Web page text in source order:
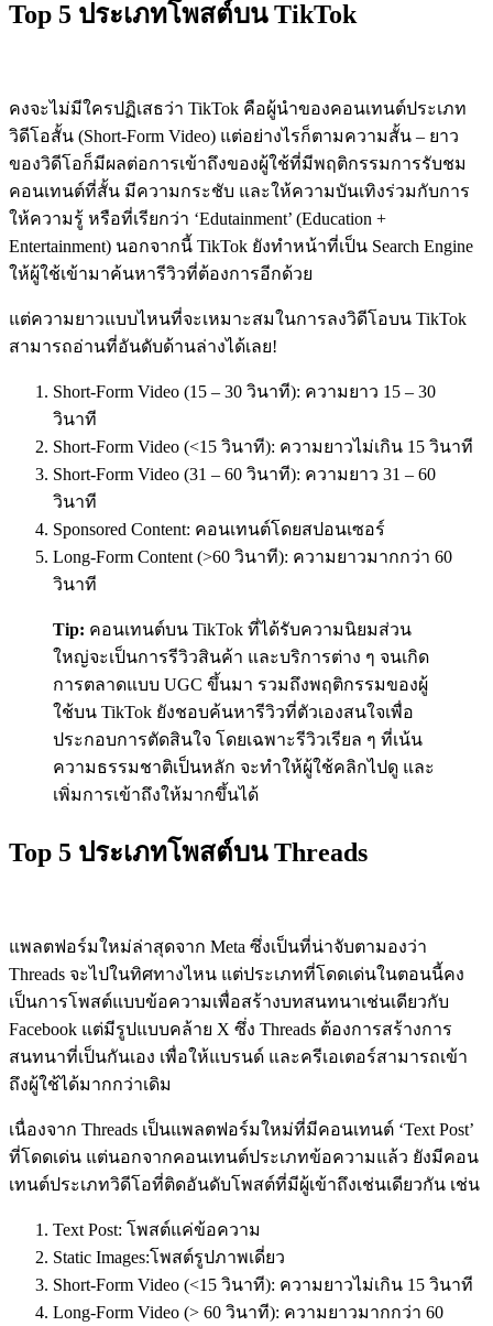
Top 5 ประเภทโพสต์บนTikTok
คงจะไม่มีใครปฏิเสธว่า TikTok คือผู้นำของคอนเทนต์ประเภท
วิดีโอสั้น (Short-Form Video) แต่อย่างไรก็ตามความสั้น – ยาว
ของวิดีโอก็มีผลต่อการเข้าถึงของผู้ใช้ที่มีพฤติกรรมการรับชม
คอนเทนต์ที่สั้น มีความกระชับ และให้ความบันเทิงร่วมกับการ
ให้ความรู้ หรือที่เรียกว่า ‘Edutainment’ (Education +
Entertainment) นอกจากนี้ TikTok ยังทำหน้าที่เป็น Search Engine
ให้ผู้ใช้เข้ามาค้นหารีวิวที่ต้องการอีกด้วย
แต่ความยาวแบบไหนที่จะเหมาะสมในการลงวิดีโอบน TikTok
สามารถอ่านที่อันดับด้านล่างได้เลย!
Short-Form Video (15 – 30 วินาที): ความยาว 15 – 30
วินาที
Short-Form Video (<15 วินาที): ความยาวไม่เกิน 15 วินาที
Short-Form Video (31 – 60 วินาที): ความยาว 31 – 60
วินาที
Sponsored Content: คอนเทนต์โดยสปอนเซอร์
Long-Form Content (>60 วินาที): ความยาวมากกว่า 60
วินาที
Tip: คอนเทนต์บน TikTok ที่ได้รับความนิยมส่วน
ใหญ่จะเป็นการรีวิวสินค้า และบริการต่าง ๆ จนเกิด
การตลาดแบบ UGC ขึ้นมา รวมถึงพฤติกรรมของผู้
ใช้บน TikTok ยังชอบค้นหารีวิวที่ตัวเองสนใจเพื่อ
ประกอบการตัดสินใจ โดยเฉพาะรีวิวเรียล ๆ ที่เน้น
ความธรรมชาติเป็นหลัก จะทำให้ผู้ใช้คลิกไปดู และ
เพิ่มการเข้าถึงให้มากขึ้นได้
Top 5 ประเภทโพสต์บนThreads
แพลตฟอร์มใหม่ล่าสุดจาก Meta ซึ่งเป็นที่น่าจับตามองว่า
Threads จะไปในทิศทางไหน แต่ประเภทที่โดดเด่นในตอนนี้คง
เป็นการโพสต์แบบข้อความเพื่อสร้างบทสนทนาเช่นเดียวกับ
Facebook แต่มีรูปแบบคล้าย X ซึ่ง Threads ต้องการสร้างการ
สนทนาที่เป็นกันเอง เพื่อให้แบรนด์ และครีเอเตอร์สามารถเข้า
ถึงผู้ใช้ได้มากกว่าเดิม
เนื่องจาก Threads เป็นแพลตฟอร์มใหม่ที่มีคอนเทนต์ ‘Text Post’
ที่โดดเด่น แต่นอกจากคอนเทนต์ประเภทข้อความแล้ว ยังมีคอน
เทนต์ประเภทวิดีโอที่ติดอันดับโพสต์ที่มีผู้เข้าถึงเช่นเดียวกัน เช่น
Text Post: โพสต์แค่ข้อความ
Static Images:โพสต์รูปภาพเดี่ยว
Short-Form Video (<15 วินาที): ความยาวไม่เกิน 15 วินาที
Long-Form Video (> 60 วินาที): ความยาวมากกว่า 60